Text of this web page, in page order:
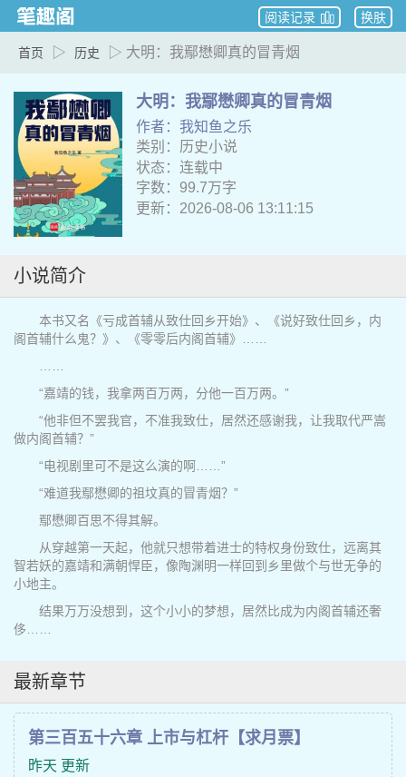
换肤
阅读记录
首页 ▷ 历史 ▷ 大明：我鄢懋卿真的冒青烟
大明：我鄢懋卿真的冒青烟
作者：我知鱼之乐
类别：历史小说
状态：连载中
字数：99.7万字
更新：2026-08-06 13:11:15
小说简介
本书又名《亏成首辅从致仕回乡开始》、《说好致仕回乡，内
阁首辅什么鬼？》、《零零后内阁首辅》……
“嘉靖的钱，我拿两百万两，分他一百万两。”
“他非但不罢我官，不准我致仕，居然还感谢我，让我取代严嵩
做内阁首辅？”
“电视剧里可不是这么演的啊……”
“难道我鄢懋卿的祖坟真的冒青烟？”
鄢懋卿百思不得其解。
从穿越第一天起，他就只想带着进士的特权身份致仕，远离其
智若妖的嘉靖和满朝悍臣，像陶渊明一样回到乡里做个与世无争的
小地主。
结果万万没想到，这个小小的梦想，居然比成为内阁首辅还奢
侈……
最新章节
第三百五十六章 上市与杠杆【求月票】
昨天 更新